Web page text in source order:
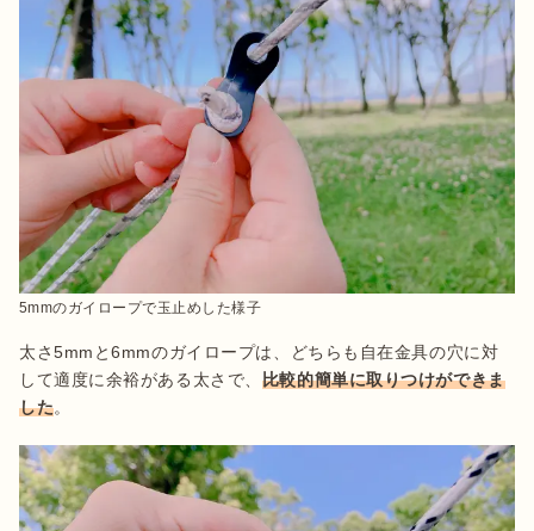
5mmのガイロープで玉止めした様子
太さ5mmと6mmのガイロープは、どちらも自在金具の穴に対
して適度に余裕がある太さで、 比較的簡単に取りつけができま
した